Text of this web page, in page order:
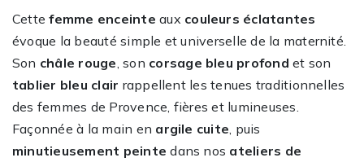
Cettefemme enceinte aux couleurs éclatantes
évoque la beauté simple et universelle de la maternité.
Son châle rouge , son corsage bleu profond et son
tablier bleu clair rappellent les tenues traditionnelles
des femmes de Provence, fières et lumineuses.
Façonnée à la main en argile cuite , puis
minutieusement peinte dans nos ateliers de